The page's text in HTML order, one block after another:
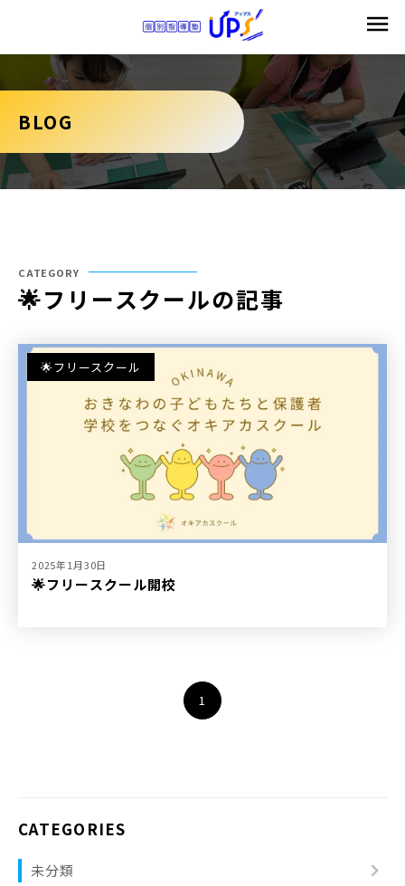
BLOG
CATEGORIES
未分類 chevron_right
CATEGORY
🌟フリースクールの記事
🌟フリースクール
2025年1月30日
🌟フリースクール開校
1